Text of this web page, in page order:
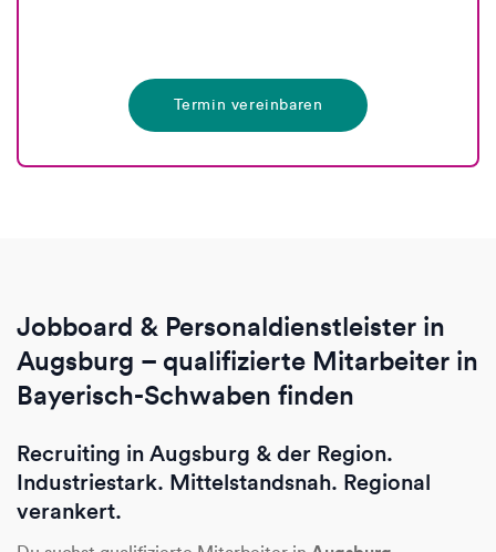
Termin vereinbaren
Jobboard & Personaldienstleister in
Augsburg – qualifizierte Mitarbeiter in
Bayerisch-Schwaben finden
Recruiting in Augsburg & der Region.
Industriestark. Mittelstandsnah. Regional
verankert.